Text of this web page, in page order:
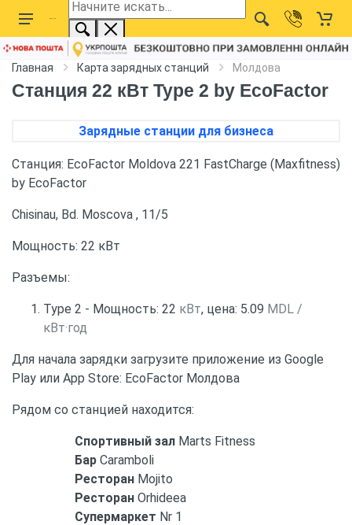
Главная Карта зарядных станций Молдова
Станция 22 кВт Type 2 by EcoFactor
Зарядные станции для бизнеса
Станция: EcoFactor Moldova 221 FastCharge (Maxfitness)
by EcoFactor
Chisinau, Bd. Moscova , 11/5
Мощность: 22 кВт
Разъемы:
Type 2 - Мощность: 22 кВт, цена: 5.09 MDL /
кВт·год
Для начала зарядки загрузите приложение из Google
Play или App Store: EcoFactor Молдова
Рядом со станцией находится:
Спортивный зал Marts Fitness
Бар Caramboli
Ресторан Mojito
Ресторан Orhideea
Супермаркет Nr 1